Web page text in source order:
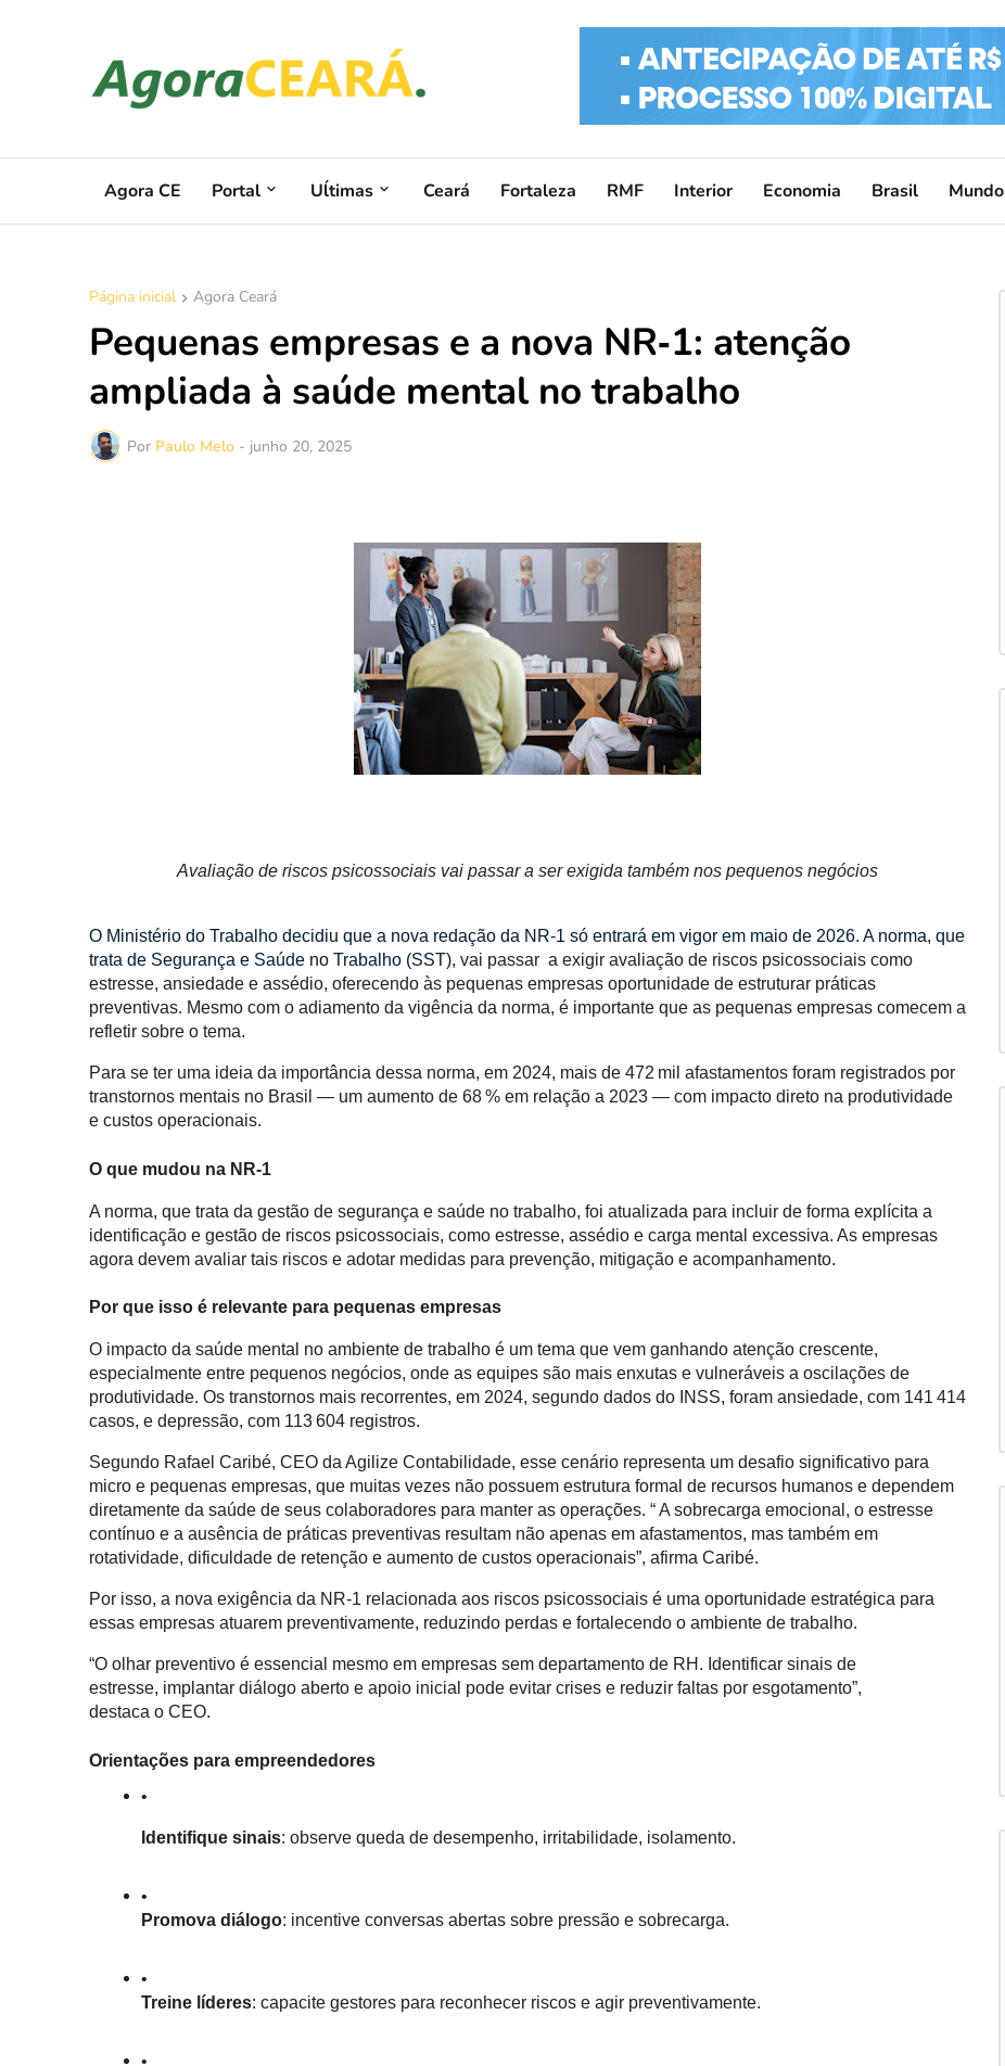
Agora CE Portal Uĺtimas Ceará Fortaleza RMF Interior Economia Brasil Mundo
Página inicial Agora Ceará
Pequenas empresas e a nova NR‑1: atenção
ampliada à saúde mental no trabalho
Por Paulo Melo - junho 20, 2025
Avaliação de riscos psicossociais vai passar a ser exigida também nos pequenos negócios
O Ministério do Trabalho decidiu que a nova redação da NR-1 só entrará em vigor em maio de 2026. A norma, que
trata de Segurança e Saúde no Trabalho (SST), vai passar a exigir avaliação de riscos psicossociais como
estresse, ansiedade e assédio, oferecendo às pequenas empresas oportunidade de estruturar práticas
preventivas. Mesmo com o adiamento da vigência da norma, é importante que as pequenas empresas comecem a
refletir sobre o tema.
Para se ter uma ideia da importância dessa norma, em 2024, mais de 472 mil afastamentos foram registrados por
transtornos mentais no Brasil — um aumento de 68 % em relação a 2023 — com impacto direto na produtividade
e custos operacionais.
O que mudou na NR‑1
A norma, que trata da gestão de segurança e saúde no trabalho, foi atualizada para incluir de forma explícita a
identificação e gestão de riscos psicossociais, como estresse, assédio e carga mental excessiva. As empresas
agora devem avaliar tais riscos e adotar medidas para prevenção, mitigação e acompanhamento.
Por que isso é relevante para pequenas empresas
O impacto da saúde mental no ambiente de trabalho é um tema que vem ganhando atenção crescente,
especialmente entre pequenos negócios, onde as equipes são mais enxutas e vulneráveis a oscilações de
produtividade. Os transtornos mais recorrentes, em 2024, segundo dados do INSS, foram ansiedade, com 141 414
casos, e depressão, com 113 604 registros.
Segundo Rafael Caribé, CEO da Agilize Contabilidade, esse cenário representa um desafio significativo para
micro e pequenas empresas, que muitas vezes não possuem estrutura formal de recursos humanos e dependem
diretamente da saúde de seus colaboradores para manter as operações. “ A sobrecarga emocional, o estresse
contínuo e a ausência de práticas preventivas resultam não apenas em afastamentos, mas também em
rotatividade, dificuldade de retenção e aumento de custos operacionais”, afirma Caribé.
Por isso, a nova exigência da NR‑1 relacionada aos riscos psicossociais é uma oportunidade estratégica para
essas empresas atuarem preventivamente, reduzindo perdas e fortalecendo o ambiente de trabalho.
“O olhar preventivo é essencial mesmo em empresas sem departamento de RH. Identificar sinais de
estresse, implantar diálogo aberto e apoio inicial pode evitar crises e reduzir faltas por esgotamento”,
destaca o CEO.
Orientações para empreendedores
Identifique sinais: observe queda de desempenho, irritabilidade, isolamento.
Promova diálogo: incentive conversas abertas sobre pressão e sobrecarga.
Treine líderes: capacite gestores para reconhecer riscos e agir preventivamente.